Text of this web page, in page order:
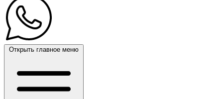
Открыть главное меню